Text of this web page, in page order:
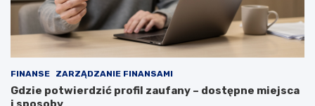
FINANSE ZARZĄDZANIE FINANSAMI
Gdzie potwierdzić profil zaufany – dostępne miejsca